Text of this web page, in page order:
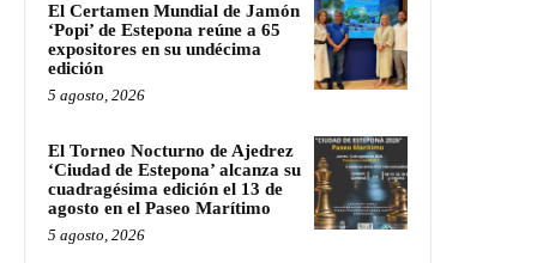
El Certamen Mundial de Jamón
‘Popi’ de Estepona reúne a 65
expositores en su undécima
edición
5 agosto, 2026
El Torneo Nocturno de Ajedrez
‘Ciudad de Estepona’ alcanza su
cuadragésima edición el 13 de
agosto en el Paseo Marítimo
5 agosto, 2026